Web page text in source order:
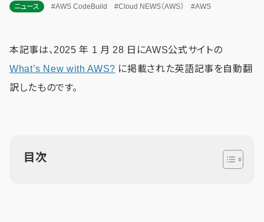
ニュース #AWS CodeBuild #Cloud NEWS（AWS） #AWS
本記事は、2025 年 1 月 28 日にAWS公式サイトの
What’s New with AWS? に掲載された英語記事を自動翻
訳したものです。
目次